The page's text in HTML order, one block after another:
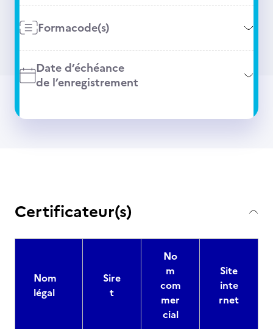
Formacode(s)
Date d’échéance
de l’enregistrement
Certificateur(s)
Nom
légal
Sire
t
No
m
com
mer
cial
Site
inte
rnet